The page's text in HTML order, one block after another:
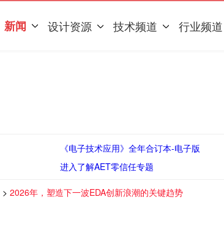
新闻 设计资源 技术频道 行业频道
《电子技术应用》全年合订本-电子版
进入了解AET零信任专题
> 2026年，塑造下一波EDA创新浪潮的关键趋势